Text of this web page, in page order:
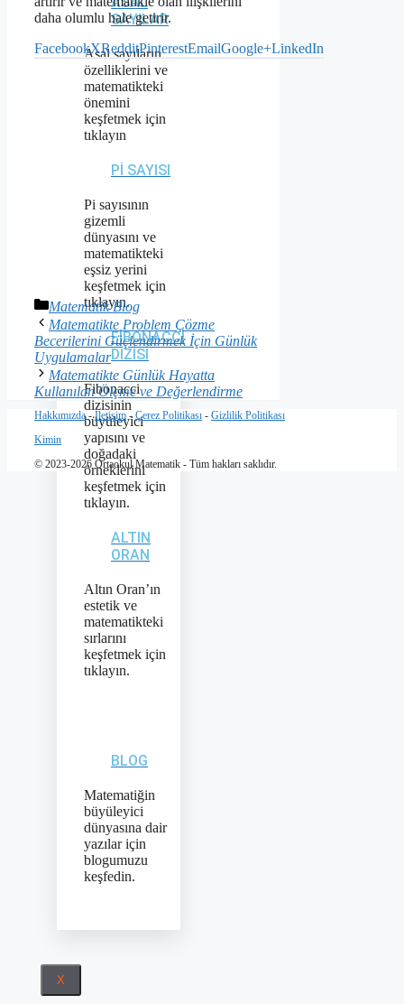
SAYILAR
Asal sayıların
özelliklerini ve
matematikteki
önemini
keşfetmek için
tıklayın
PI SAYISI
Pi sayısının
gizemli
dünyasını ve
matematikteki
eşsiz yerini
keşfetmek için
tıklayın.
FIBONACCI
DIZISI
Fibonacci
dizisinin
büyüleyici
yapısını ve
doğadaki
örneklerini
keşfetmek için
tıklayın.
ALTIN
ORAN
Altın Oran’ın
estetik ve
matematikteki
sırlarını
keşfetmek için
tıklayın.
BLOG
Matematiğin
büyüleyici
dünyasına dair
yazılar için
blogumuzu
keşfedin.
X
daha olumlu hale getirir.
FacebookXRedditPinterestEmailGoogle+LinkedIn
Kategoriler
Matematik Blog
Matematikte Problem Çözme
Becerilerini Güçlendirmek İçin Günlük
Uygulamalar
Matematikte Günlük Hayatta
Kullanılan Ölçme ve Değerlendirme
Hakkımızda-İletişim - Çerez Politikası - Gizlilik Politikası
Kimin
© 2023-2026 Ortaokul Matematik - Tüm hakları saklıdır.